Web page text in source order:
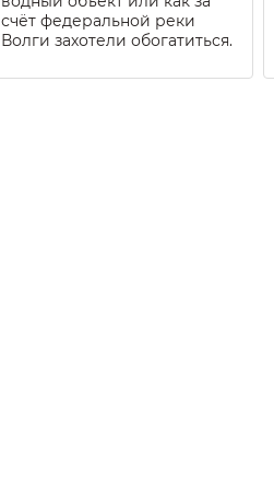
счёт федеральной реки
Волги захотели обогатиться.